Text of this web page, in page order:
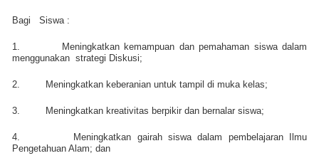
Bagi Siswa :
1.
Meningkatkan kemampuan dan pemahaman siswa dalam
menggunakan strategi Diskusi;
2. Meningkatkan keberanian untuk tampil di muka kelas;
3. Meningkatkan kreativitas berpikir dan bernalar siswa;
4.
Meningkatkan gairah siswa dalam pembelajaran Ilmu
Pengetahuan Alam; dan